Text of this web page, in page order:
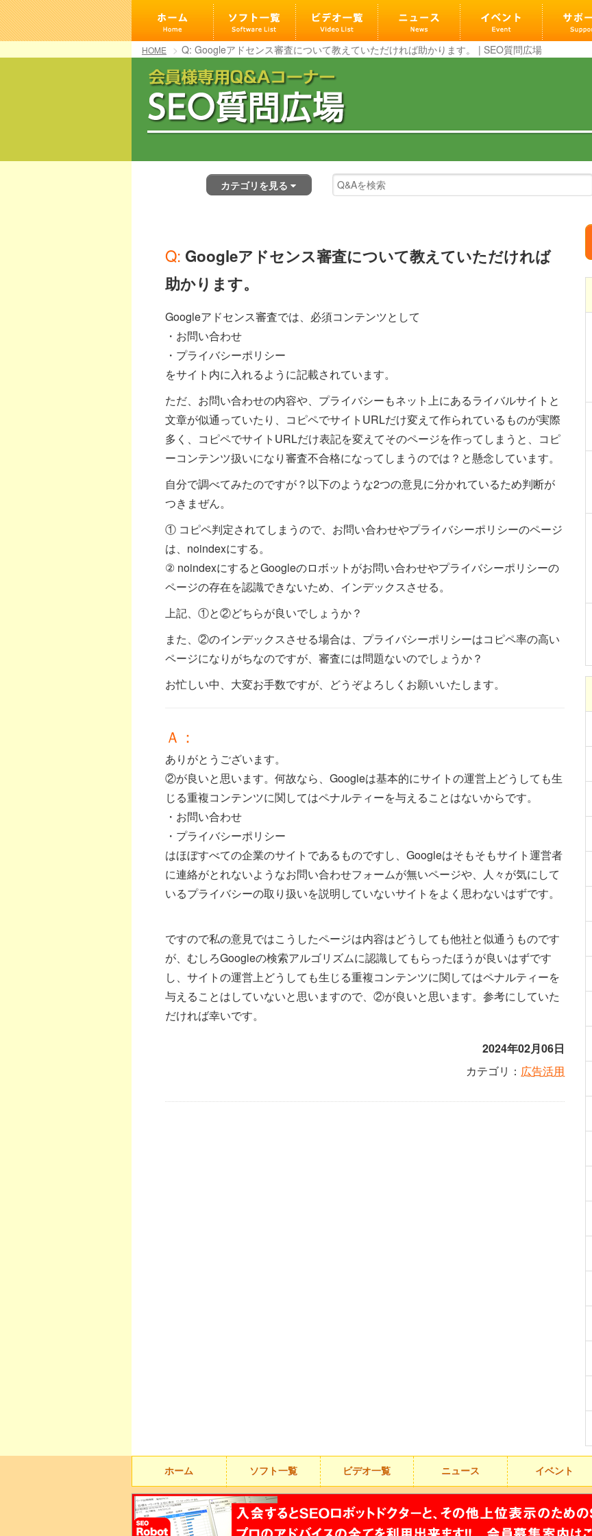
[an error occurred while processing this directive]
HOME Q: Googleアドセンス審査について教えていただければ助かります。 | SEO質問広場
カテゴリを見る
Q: Googleアドセンス審査について教えていただければ
助かります。
Googleアドセンス審査では、必須コンテンツとして
・お問い合わせ
・プライバシーポリシー
をサイト内に入れるように記載されています。
ただ、お問い合わせの内容や、プライバシーもネット上にあるライバルサイトと
文章が似通っていたり、コピペでサイトURLだけ変えて作られているものが実際
多く、コピペでサイトURLだけ表記を変えてそのページを作ってしまうと、コピ
ーコンテンツ扱いになり審査不合格になってしまうのでは？と懸念しています。
自分で調べてみたのですが？以下のような2つの意見に分かれているため判断が
つきまぜん。
① コピペ判定されてしまうので、お問い合わせやプライバシーポリシーのページ
は、noindexにする。
② noindexにするとGoogleのロボットがお問い合わせやプライバシーポリシーの
ページの存在を認識できないため、インデックスさせる。
上記、①と②どちらが良いでしょうか？
また、②のインデックスさせる場合は、プライバシーポリシーはコピペ率の高い
ページになりがちなのですが、審査には問題ないのでしょうか？
お忙しい中、大変お手数ですが、どうぞよろしくお願いいたします。
Ａ：
ありがとうございます。
②が良いと思います。何故なら、Googleは基本的にサイトの運営上どうしても生
じる重複コンテンツに関してはペナルティーを与えることはないからです。
・お問い合わせ
・プライバシーポリシー
はほぼすべての企業のサイトであるものですし、Googleはそもそもサイト運営者
に連絡がとれないようなお問い合わせフォームが無いページや、人々が気にして
いるプライバシーの取り扱いを説明していないサイトをよく思わないはずです。
ですので私の意見ではこうしたページは内容はどうしても他社と似通うものです
が、むしろGoogleの検索アルゴリズムに認識してもらったほうが良いはずです
し、サイトの運営上どうしても生じる重複コンテンツに関してはペナルティーを
与えることはしていないと思いますので、②が良いと思います。参考にしていた
だければ幸いです。
2024年02月06日
カテゴリ： 広告活用
ホーム ソフト一覧 ビデオ一覧 ニュース イベント